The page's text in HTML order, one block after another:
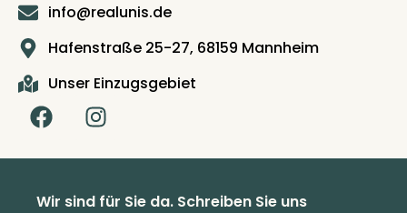
info@realunis.de
Hafenstraße 25-27, 68159 Mannheim
Unser Einzugsgebiet
Wir sind für Sie da. Schreiben Sie uns